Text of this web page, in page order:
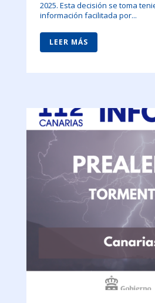
2025. Esta decisión se toma
información facilitada por...
LEER MÁS